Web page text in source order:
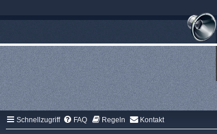
Schnellzugriff FAQ Regeln Kontakt